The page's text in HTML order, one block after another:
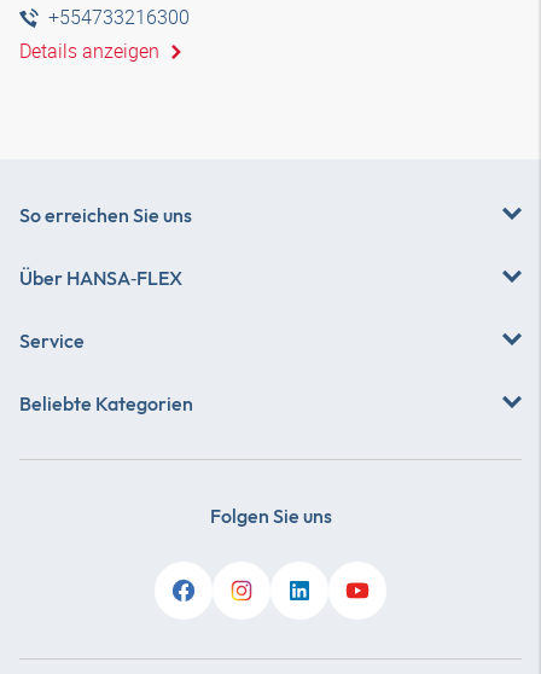
+554733216300
Details anzeigen
So erreichen Sie uns
Über HANSA‑FLEX
Service
Beliebte Kategorien
Folgen Sie uns